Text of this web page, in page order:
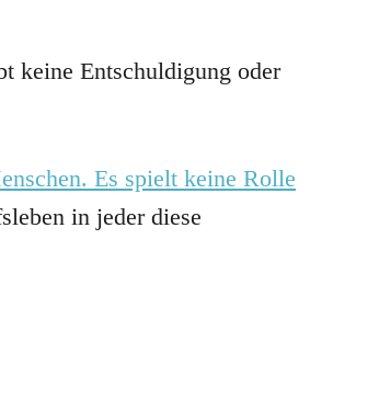
keine Entschuldigung oder
Es spielt keine Rolle
in jeder diese